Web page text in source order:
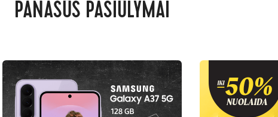
PANAŠŪS PASIŪLYMAI